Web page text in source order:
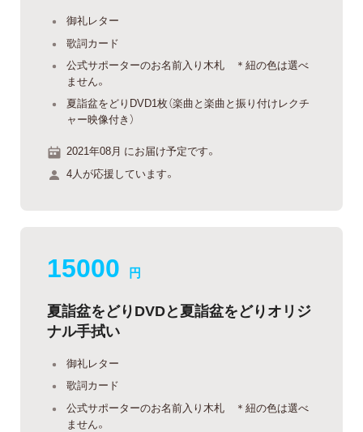
御礼レター
歌詞カード
公式サポーターのお名前入り木札 ＊紐の色は選べ
ません。
夏詣盆をどりDVD1枚（楽曲と楽曲と振り付けレクチ
ャー映像付き）
2021年08月 にお届け予定です。
4人が応援しています。
15000 円
夏詣盆をどりDVDと夏詣盆をどりオリジ
ナル手拭い
御礼レター
歌詞カード
公式サポーターのお名前入り木札 ＊紐の色は選べ
ません。